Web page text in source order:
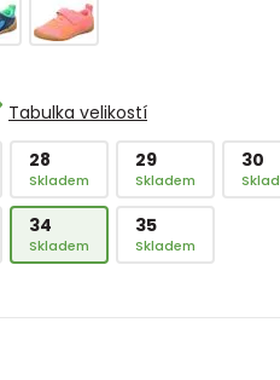
Tabulka velikostí
28
Skladem
29
Skladem
30
34
Skladem
35
Skladem